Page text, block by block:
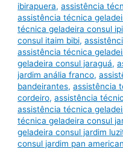
ibirapuera,assistência
assistência técnica
técnica geladeira consul
consul itaim bibi,
assistência técnica
geladeira consul jaraguá,
jardim anália franco,
bandeirantes,assistência
cordeiro,assistência
assistência técnica
técnica geladeira consul
geladeira consul jardim
consul jardim pan